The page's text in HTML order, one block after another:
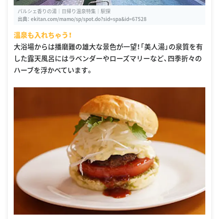
パルシェ香りの湯｜日帰り温泉特集｜駅探
出典： ekitan.com/mamo/sp/spot.do?sid=spa&id=67528
温泉も入れちゃう！
大浴場からは播磨難の雄大な景色が一望！「美人湯」の泉質を有
した露天風呂にはラベンダーやローズマリーなど、四季折々の
ハーブを浮かべています。